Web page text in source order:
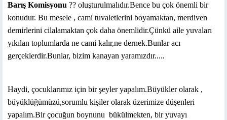
Barış Komisyonu ?? oluşturulmalıdır.Bence bu çok önemli bir
konudur. Bu mesele , cami tuvaletlerini boyamaktan, merdiven
demirlerini cilalamaktan çok daha önemlidir.Çünkü aile yuvaları
yıkılan toplumlarda ne cami kalır,ne dernek.Bunlar acı
gerçeklerdir.Bunlar, bizim kanayan yaramızdır.....
Haydi, çocuklarımız için bir şeyler yapalım.Büyükler olarak ,
büyüklüğümüzü,sorumlu kişiler olarak üzerimize düşenleri
yapalım.Bir çocuğun boynunu bükülmekten, bir yuvayı